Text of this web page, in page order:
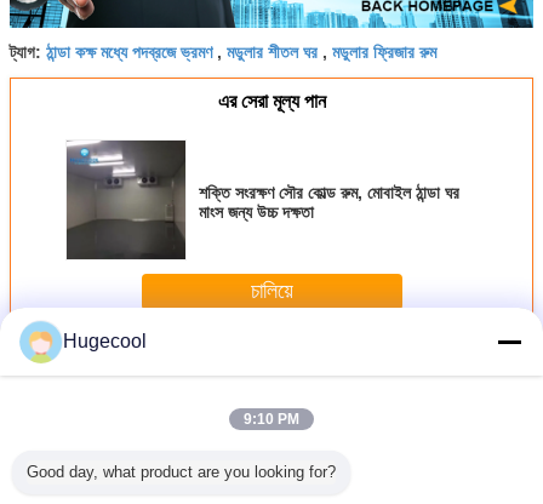
ট্যাগ: ঠান্ডা কক্ষ মধ্যে পদব্রজে ভ্রমণ, মডুলার শীতল ঘর , মডুলার ফ্রিজার রুম
এর সেরা মূল্য পান
শক্তি সংরক্ষণ সৌর কোল্ড রুম, মোবাইল ঠান্ডা ঘর
মাংস জন্য উচ্চ দক্ষতা
চালিয়ে
অধিকমডুলার কোল্ড রুম
Hugecool
9:10 PM
Good day, what product are you looking for?